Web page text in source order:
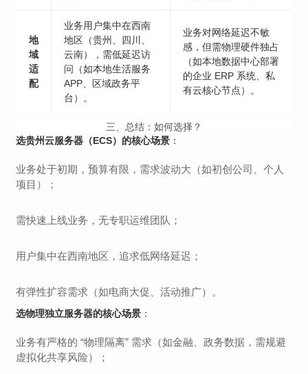
地
域
适
配
业务用户集中在西南
地区（贵州、四川、
云南），需低延迟访
问（如本地生活服务
APP、区域政务平
台）。
业务对网络延迟不敏
感，但需物理硬件独占
（如本地数据中心部署
的企业 ERP 系统、私
有云核心节点）。
三、总结：如何选择？
选贵州云服务器（ECS）的核心场景 ：
业务处于初期，预算有限，需求波动大（如初创公司、个人
项目）；
需快速上线业务，无专职运维团队；
用户集中在西南地区，追求低网络延迟；
有弹性扩容需求（如电商大促、活动推广）。
选物理独立服务器的核心场景 ：
业务有严格的 “物理隔离” 需求（如金融、政务数据，需规避
虚拟化共享风险）；